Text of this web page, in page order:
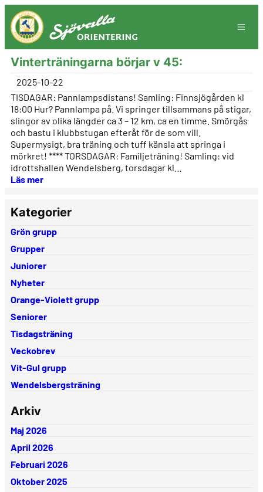
Hoppa
till
innehåll
Vinterträningarna börjar v 45:
2025-10-22
TISDAGAR: Pannlampsdistans! Samling: Finnsjögården kl
18:00 Hur? Pannlampa på. Vi springer tillsammans på stigar,
slingor av olika längder ca 3 – 12 km, ca en timme. Smörgås
och bastu i klubbstugan efteråt för de som vill.
Supermysigt, bra träning och tuff känsla att springa i
mörkret! **** TORSDAGAR: Familjeträning! Samling: vid
idrottshallen Wendelsberg, torsdagar kl…
Läs mer
Kategorier
Grön grupp
Grupper
Juniorer
Nyheter
Orange-Violett grupp
Seniorer
Tisdagsträning
Veckobrev
Vit-Gul grupp
Wendelsbergsträning
Arkiv
Maj 2026
April 2026
Februari 2026
Oktober 2025